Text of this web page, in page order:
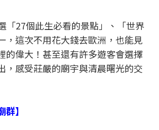
「27個此生必看的景點」、「世界
，這次不用花大錢去歐洲，也能見
的偉大！甚至還有許多遊客會選擇
，感受莊嚴的廟宇與清晨曙光的交
群】